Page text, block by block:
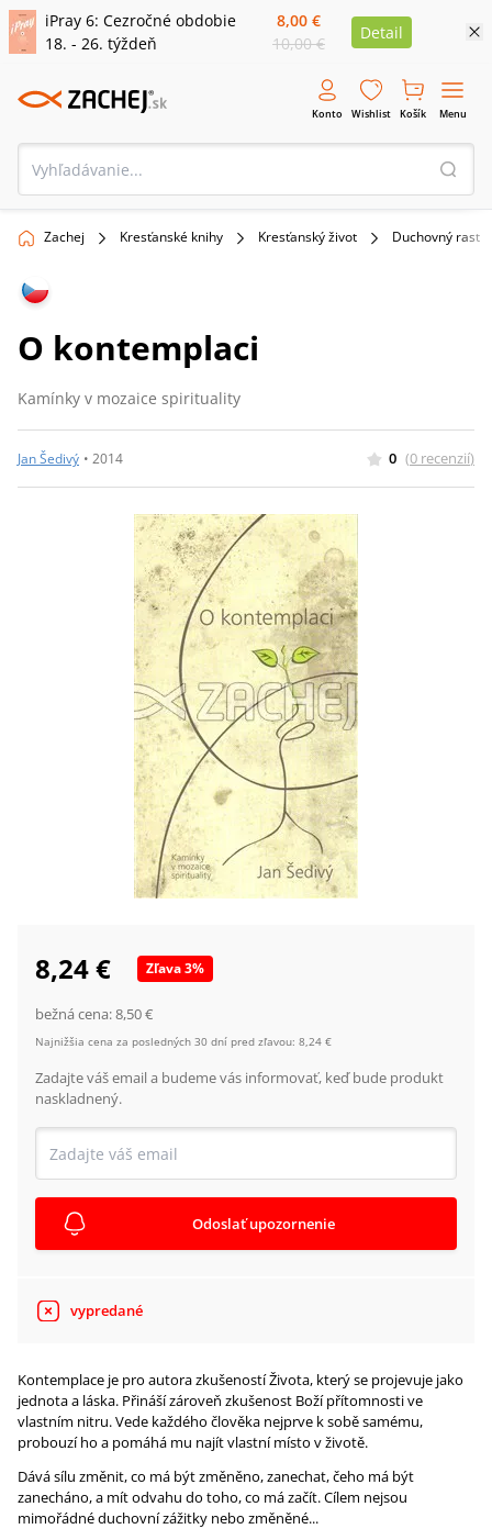
iPray 6: Cezročné obdobie
18. - 26. týždeň
8,00 €
10,00 €
Detail
Konto Wishlist Košík Menu
Zachej Kresťanské knihy Kresťanský život Duchovný rast
O kontemplaci
Kamínky v mozaice spirituality
Jan Šedivý • 2014 0 (0 recenzií)
8,24 € Zľava3%
bežná cena:8,50 €
Najnižšia cena za posledných 30 dní pred zľavou: 8,24 €
Zadajte váš email a budeme vás informovať, keď bude produkt
naskladnený.
Odoslať upozornenie
vypredané
Kontemplace je pro autora zkušeností Života, který se projevuje jako
jednota a láska. Přináší zároveň zkušenost Boží přítomnosti ve
vlastním nitru. Vede každého člověka nejprve k sobě samému,
probouzí ho a pomáhá mu najít vlastní místo v životě.
Dává sílu změnit, co má být změněno, zanechat, čeho má být
zanecháno, a mít odvahu do toho, co má začít. Cílem nejsou
mimořádné duchovní zážitky nebo změněné...